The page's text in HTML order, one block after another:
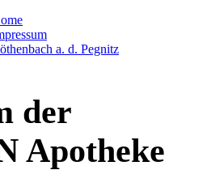
a. d. Pegnitz
der
Apotheke